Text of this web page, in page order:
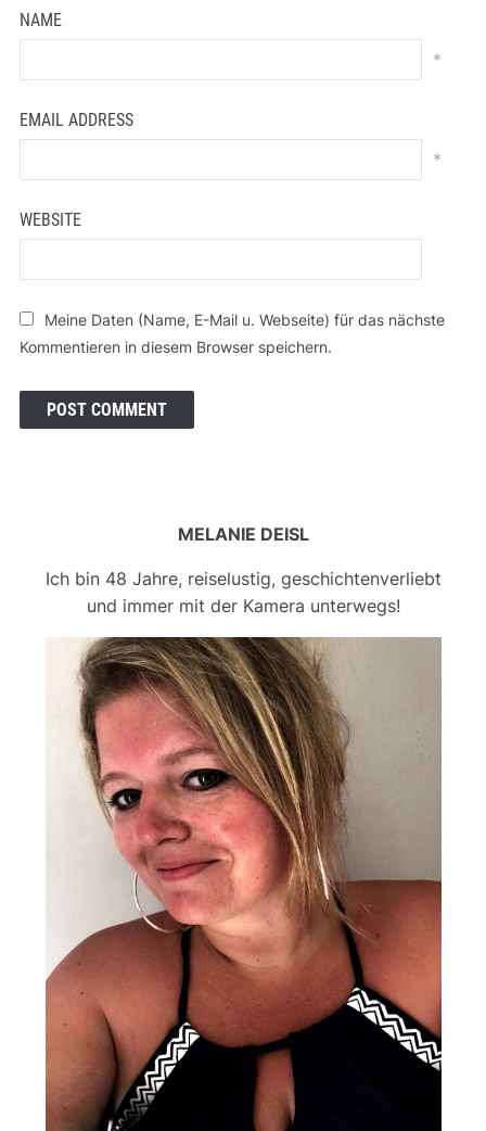
NAME
*
EMAIL ADDRESS
*
WEBSITE
Meine Daten (Name, E-Mail u. Webseite) für das nächste
Kommentieren in diesem Browser speichern.
MELANIE DEISL
Ich bin 48 Jahre, reiselustig, geschichtenverliebt
und immer mit der Kamera unterwegs!